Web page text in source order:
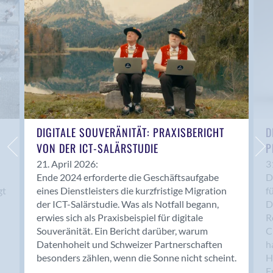
Anwil
Appenzell
Au SG
Baar
Baden
Balsthal
Balzers
Basel
Bassersdorf
Belp
Bendern
Benken (SG)
Bergdietikon
Berlin
Bern
Bern - Liebefeld
DIGITALE SOUVERÄNITÄT: PRAXISBERICHT
VON DER ICT-SALÄRSTUDIE
21. April 2026:
Ende 2024 erforderte die Geschäftsaufgabe
eines Dienstleisters die kurzfristige Migration
der ICT-Salärstudie. Was als Notfall begann,
erwies sich als Praxisbeispiel für digitale
Souveränität. Ein Bericht darüber, warum
Datenhoheit und Schweizer Partnerschaften
besonders zählen, wenn die Sonne nicht scheint.